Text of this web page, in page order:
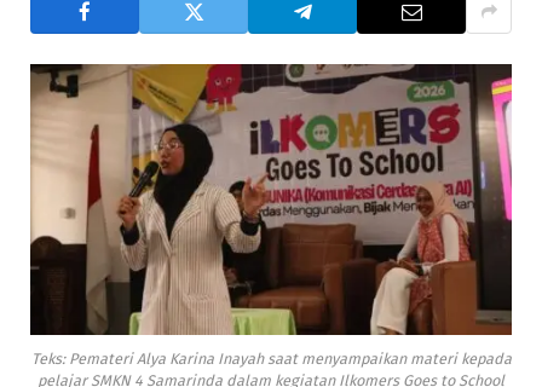
Teks: Pemateri Alya Karina Inayah saat menyampaikan materi kepada
pelajar SMKN 4 Samarinda dalam kegiatan Ilkomers Goes to School